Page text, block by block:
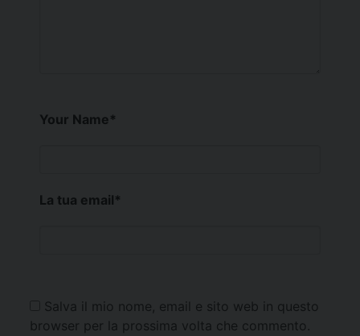
Your Name*
La tua email*
Salva il mio nome, email e sito web in questo
browser per la prossima volta che commento.